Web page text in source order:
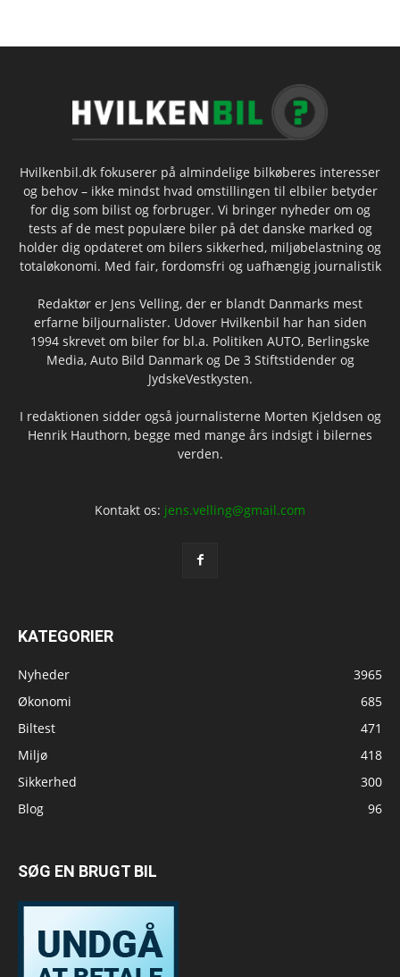
Hvilkenbil.dk fokuserer på almindelige bilkøberes interesser
og behov – ikke mindst hvad omstillingen til elbiler betyder
for dig som bilist og forbruger. Vi bringer nyheder om og
tests af de mest populære biler på det danske marked og
holder dig opdateret om bilers sikkerhed, miljøbelastning og
totaløkonomi. Med fair, fordomsfri og uafhængig journalistik
Redaktør er Jens Velling, der er blandt Danmarks mest
erfarne biljournalister. Udover Hvilkenbil har han siden
1994 skrevet om biler for bl.a. Politiken AUTO, Berlingske
Media, Auto Bild Danmark og De 3 Stiftstidender og
JydskeVestkysten.
I redaktionen sidder også journalisterne Morten Kjeldsen og
Henrik Hauthorn, begge med mange års indsigt i bilernes
verden.
Kontakt os: jens.velling@gmail.com
KATEGORIER
Nyheder
3965
Økonomi
685
Biltest
471
Miljø
418
Sikkerhed
300
Blog
96
SØG EN BRUGT BIL